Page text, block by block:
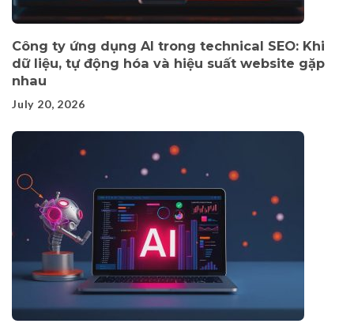
Công ty ứng dụng AI trong technical SEO: Khi
dữ liệu, tự động hóa và hiệu suất website gặp
nhau
July 20, 2026